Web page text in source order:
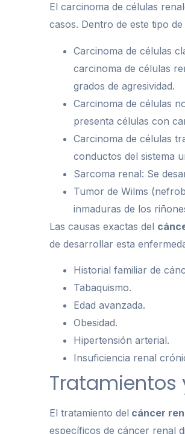
El carcinoma de células
casos. Dentro de este tipo
Carcinoma de células
carcinoma de células
grados de agresividad.
Carcinoma de células
presenta células con
Carcinoma de células
conductos del sistema
Sarcoma renal: Se
Tumor de Wilms
inmaduras de los
Las causas exactas del
de desarrollar esta
Historial familiar de
Tabaquismo.
Edad avanzada.
Obesidad.
Hipertensión arterial.
Insuficiencia renal
Tratamientos
El tratamiento del cáncer
específicos de cáncer renal